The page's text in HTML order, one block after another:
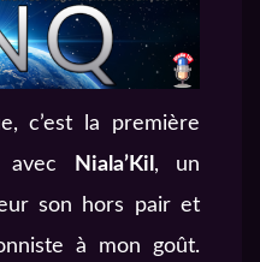
c’est la première
avec
Niala’Kil , un
son hors pair et
à mon goût.